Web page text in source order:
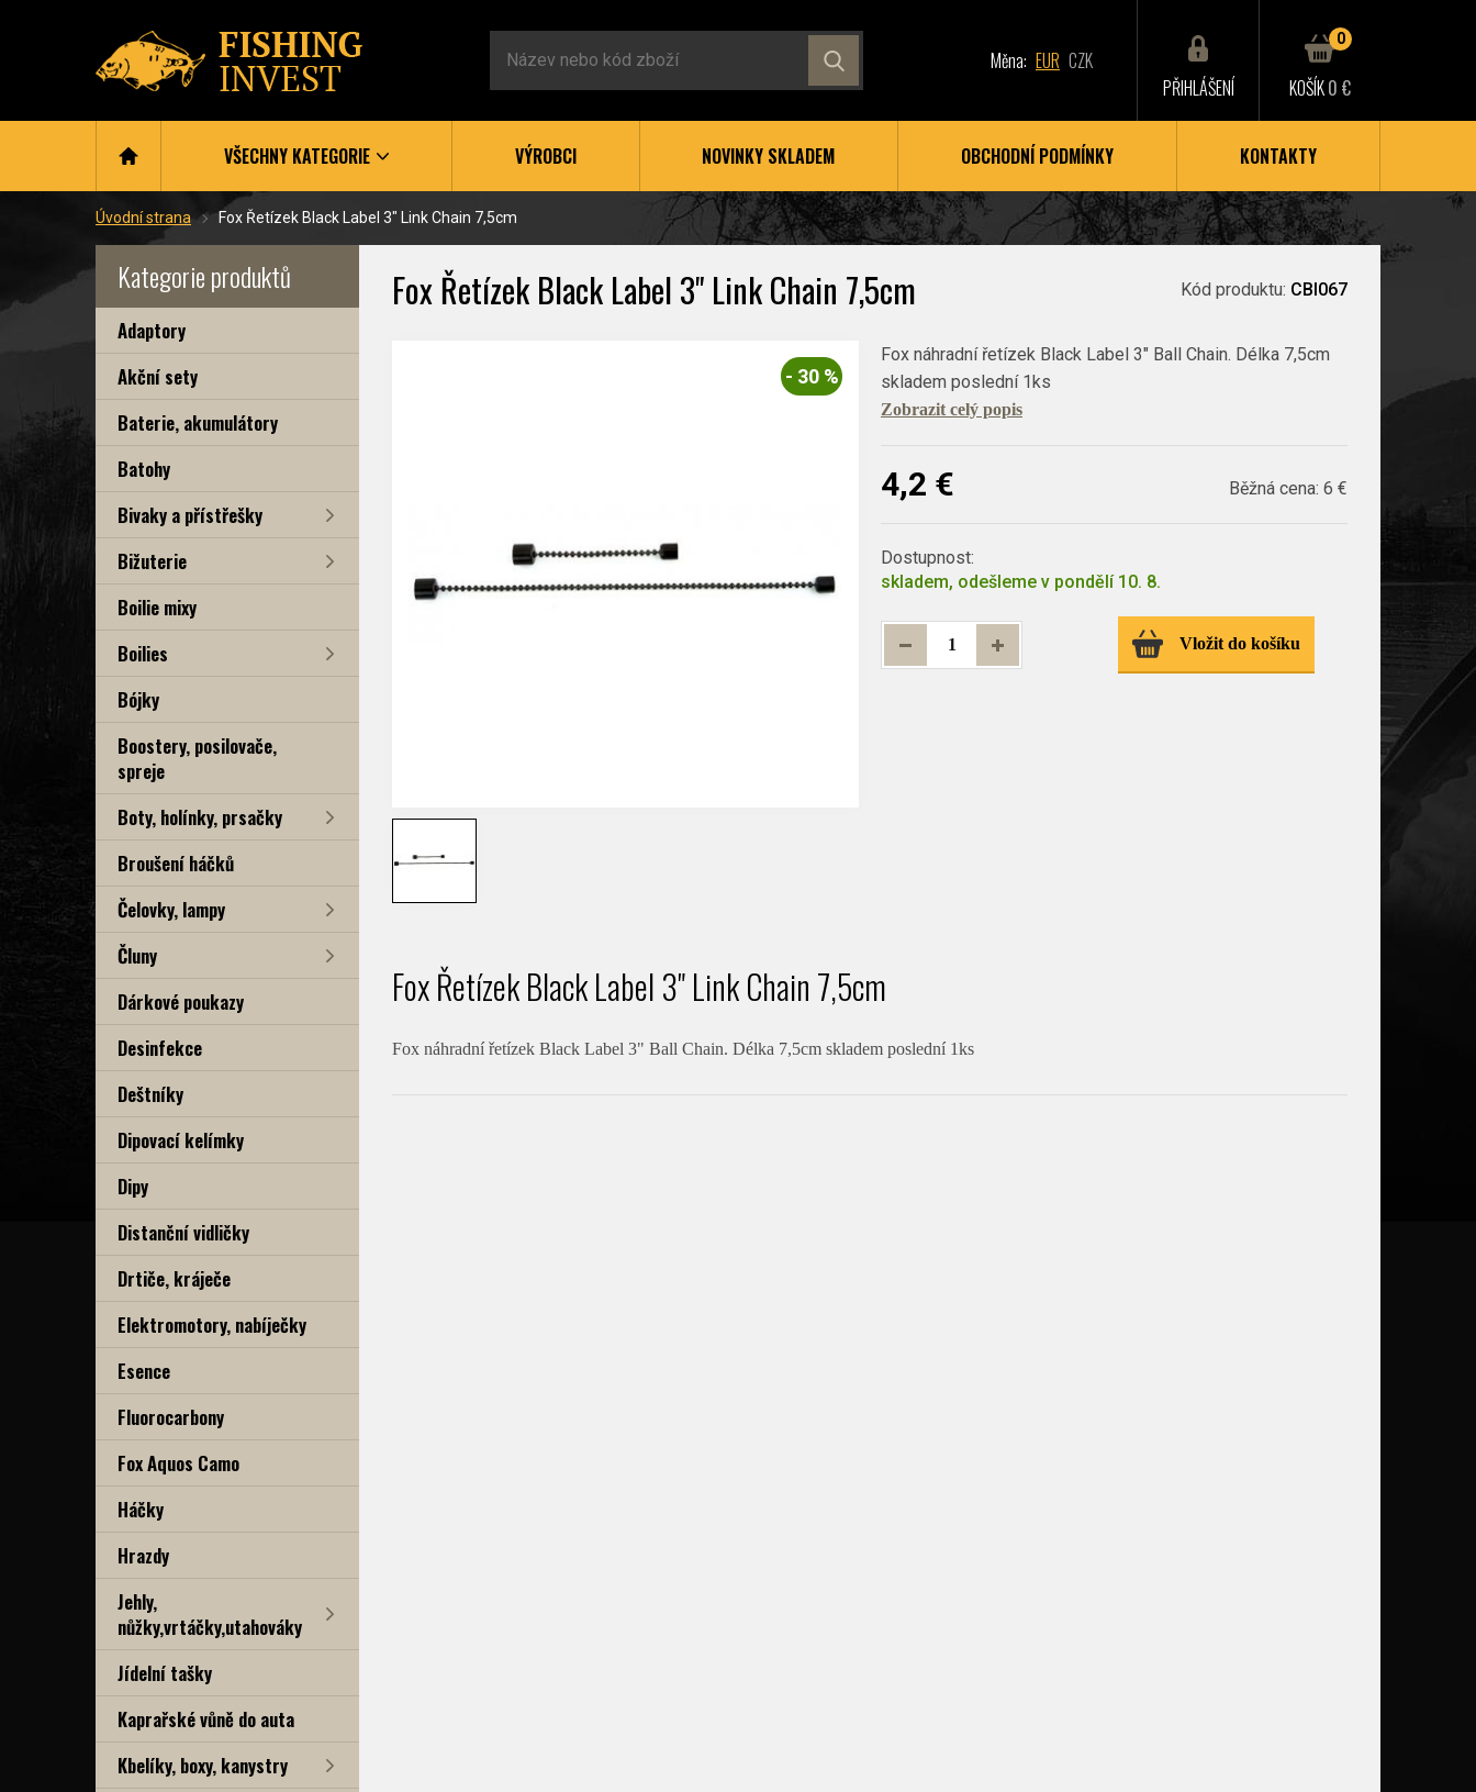
Měna: EUR CZK
PŘIHLÁŠENÍ
0
KOŠÍK0 €
VŠECHNY KATEGORIE VÝROBCI NOVINKY SKLADEM OBCHODNÍ PODMÍNKY KONTAKTY
Úvodní strana Fox Řetízek Black Label 3" Link Chain 7,5cm
Kategorie produktů
Adaptory
Akční sety
Baterie, akumulátory
Batohy
Bivaky a přístřešky
Bižuterie
Boilie mixy
Boilies
Bójky
Boostery, posilovače,
spreje
Boty, holínky, prsačky
Broušení háčků
Čelovky, lampy
Čluny
Dárkové poukazy
Desinfekce
Deštníky
Dipovací kelímky
Dipy
Distanční vidličky
Drtiče, kráječe
Elektromotory, nabíječky
Esence
Fluorocarbony
Fox Aquos Camo
Háčky
Hrazdy
Jehly,
nůžky,vrtáčky,utahováky
Jídelní tašky
Kaprařské vůně do auta
Kbelíky, boxy, kanystry
Fox Řetízek Black Label 3" Link Chain 7,5cm Kód produktu: CBI067
- 30 %
Fox náhradní řetízek Black Label 3" Ball Chain. Délka 7,5cm
skladem poslední 1ks
Zobrazit celý popis
4,2 € Běžná cena: 6 €
Dostupnost:
skladem, odešleme v pondělí 10. 8.
Vložit do košíku
Fox Řetízek Black Label 3" Link Chain 7,5cm
Fox náhradní řetízek Black Label 3" Ball Chain. Délka 7,5cm skladem poslední 1ks